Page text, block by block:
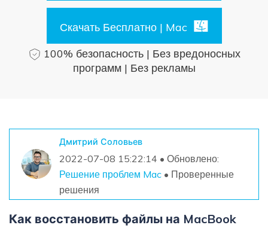
НАЙТИ БОЛЬШЕ РЕШЕНИЙ
Скачать Бесплатно | Mac
100% безопасность | Без вредоносных
программ | Без рекламы
Дмитрий Соловьев
2022-07-08 15:22:14 • Обновлено:
Решение проблем Mac• Проверенные
решения
Как восстановить файлы на MacBook